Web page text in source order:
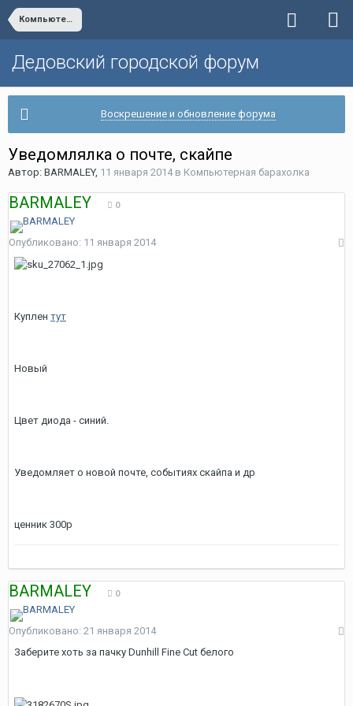
Компьютерная барахолка
Дедовский городской форум
Воскрешение и обновление форума
Уведомлялка о почте, скайпе
Автор: BARMALEY, 11 января 2014в Компьютерная барахолка
BARMALEY 0
Опубликовано: 11 января 2014
Куплен тут
Новый
Цвет диода - синий.
Уведомляет о новой почте, событиях скайпа и др
ценник 300р
BARMALEY 0
Опубликовано: 21 января 2014
Заберите хоть за пачку Dunhill Fine Cut белого